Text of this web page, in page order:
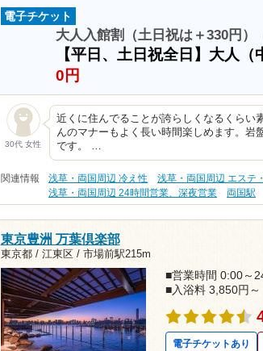
電子チケット
大人入館割（土日祝は＋330円）
【平日、土日祝全日】大人
0円
30代 女性
近くに住んでることが誇らしくなるくらい
んのマナーもよく長い時間楽しめます。岩
です。 …
関連情報 浅草・両国周辺 冷え性 浅草・両国周辺 エステ
浅草・両国周辺 24時間営業、深夜営業
両国駅
東京豊洲 万葉倶楽部
東京都 / 江東区 / 市場前駅215m
■営業時間 0:00～
■入浴料 3,850円～
電子チケットあり